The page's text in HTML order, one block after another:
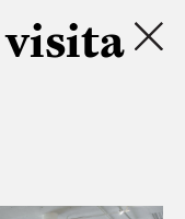
visita